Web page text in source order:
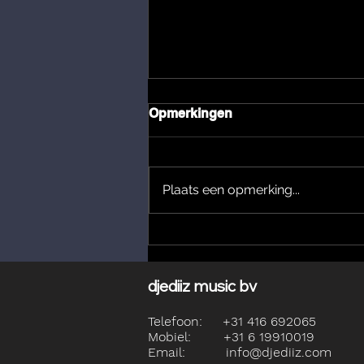
Opmerkingen
Plaats een opmerking...
djediiz music bv
Telefoon: +31 416 692065
Mobiel: +31 6 19910019
Email: info@djediiz.com